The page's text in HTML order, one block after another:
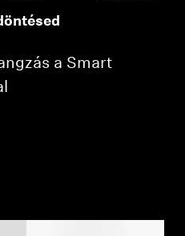
a Smart